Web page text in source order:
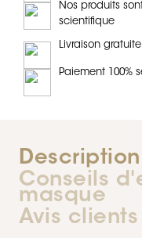
Nos produits
scientifique
Livraison
Paiement 100%
Description
Conseils
masque
Avis clients